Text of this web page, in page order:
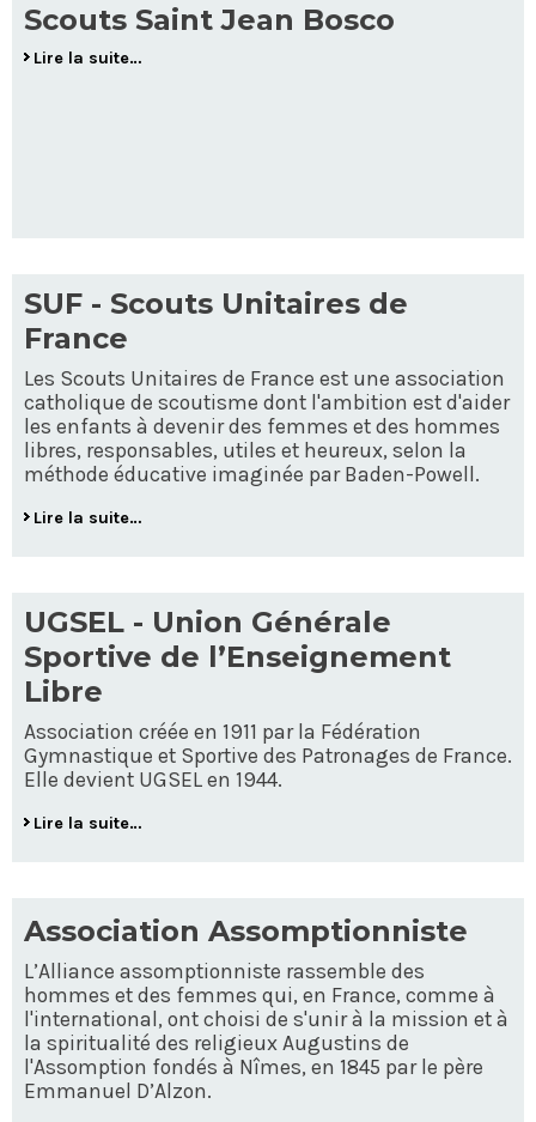
Scouts Saint Jean Bosco
Lire la suite…
SUF - Scouts Unitaires de
France
Les Scouts Unitaires de France est une association
catholique de scoutisme dont l'ambition est d'aider
les enfants à devenir des femmes et des hommes
libres, responsables, utiles et heureux, selon la
méthode éducative imaginée par Baden-Powell.
Lire la suite…
UGSEL - Union Générale
Sportive de l’Enseignement
Libre
Association créée en 1911 par la Fédération
Gymnastique et Sportive des Patronages de France.
Elle devient UGSEL en 1944.
Lire la suite…
Association Assomptionniste
L’Alliance assomptionniste rassemble des
hommes et des femmes qui, en France, comme à
l'international, ont choisi de s'unir à la mission et à
la spiritualité des religieux Augustins de
l'Assomption fondés à Nîmes, en 1845 par le père
Emmanuel D’Alzon.